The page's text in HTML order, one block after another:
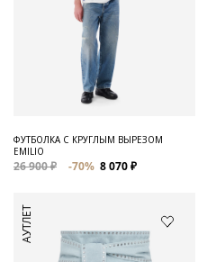
ФУТБОЛКА С КРУГЛЫМ ВЫРЕЗОМ
EMILIO
26 900 ₽ -70% 8 070 ₽
АУТЛЕТ